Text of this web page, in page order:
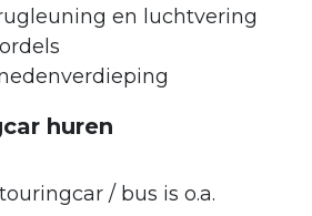
en luchtvering
huren
/ bus is o.a.